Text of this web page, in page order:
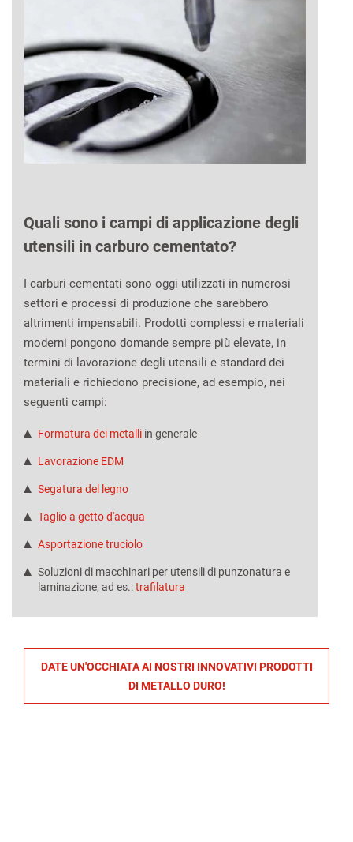
Quali sono i campi di applicazione degli
utensili in carburo cementato?
I carburi cementati sono oggi utilizzati in numerosi
settori e processi di produzione che sarebbero
altrimenti impensabili. Prodotti complessi e materiali
moderni pongono domande sempre più elevate, in
termini di lavorazione degli utensili e standard dei
materiali e richiedono precisione, ad esempio, nei
seguenti campi:
Formatura dei metalli in generale
Lavorazione EDM
Segatura del legno
Taglio a getto d'acqua
Asportazione truciolo
Soluzioni di macchinari per utensili di punzonatura e
laminazione, ad es.:trafilatura
DATE UN'OCCHIATA AI NOSTRI INNOVATIVI PRODOTTI
DI METALLO DURO!